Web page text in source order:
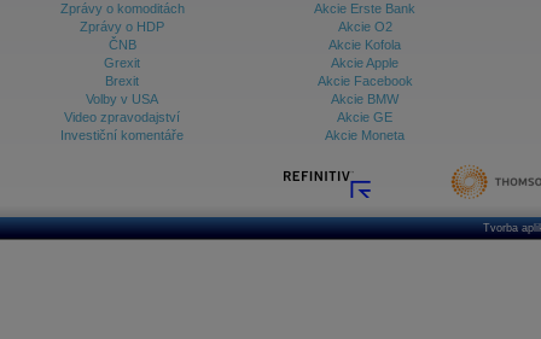
Zprávy o komoditách
Zprávy o HDP
ČNB
Grexit
Brexit
Volby v USA
Video zpravodajství
Investiční komentáře
Akcie Erste Bank
Akcie O2
Akcie Kofola
Akcie Apple
Akcie Facebook
Akcie BMW
Akcie GE
Akcie Moneta
Tvorba